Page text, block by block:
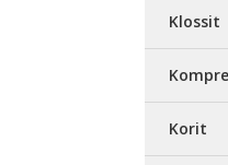
Klossit
Korit